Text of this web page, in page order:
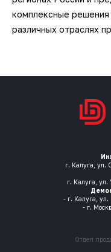
комплексные
различных отраслях
г. Калуга, ул.
г. Калуга, ул.
- г. Калуга,
- г.
Отдел